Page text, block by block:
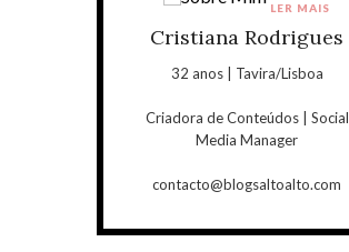
Cristiana Rodrigues
32 anos | Tavira/Lisboa
Criadora de Conteúdos | Social
Media Manager
contacto@blogsaltoalto.com
LER MAIS